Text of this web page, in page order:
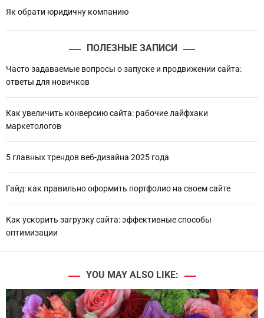
Як обрати юридичну компанию
ПОЛЕЗНЫЕ ЗАПИСИ
Часто задаваемые вопросы о запуске и продвижении сайта:
ответы для новичков
Как увеличить конверсию сайта: рабочие лайфхаки
маркетологов
5 главных трендов веб-дизайна 2025 года
Гайд: как правильно оформить портфолио на своем сайте
Как ускорить загрузку сайта: эффективные способы
оптимизации
YOU MAY ALSO LIKE: